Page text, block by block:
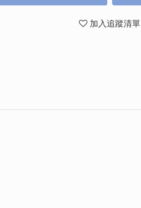
加入追蹤清單